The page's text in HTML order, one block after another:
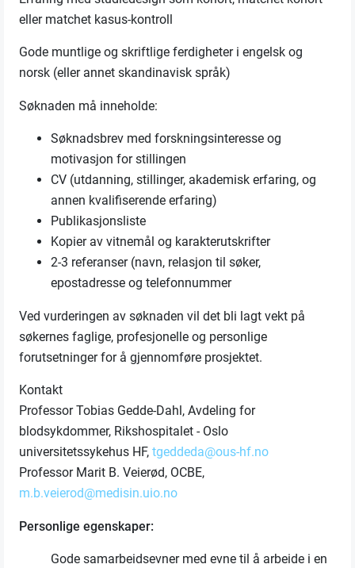
eller matchet kasus-kontroll
Gode muntlige og skriftlige ferdigheter i engelsk og
norsk (eller annet skandinavisk språk)
Søknaden må inneholde:
Søknadsbrev med forskningsinteresse og
motivasjon for stillingen
CV (utdanning, stillinger, akademisk erfaring, og
annen kvalifiserende erfaring)
Publikasjonsliste
Kopier av vitnemål og karakterutskrifter
2-3 referanser (navn, relasjon til søker,
epostadresse og telefonnummer
Ved vurderingen av søknaden vil det bli lagt vekt på
søkernes faglige, profesjonelle og personlige
forutsetninger for å gjennomføre prosjektet.
Kontakt
Professor Tobias Gedde-Dahl, Avdeling for
blodsykdommer, Rikshospitalet - Oslo
universitetssykehus HF,tgeddeda@ous-hf.no
Professor Marit B. Veierød, OCBE,
m.b.veierod@medisin.uio.no
Personlige egenskaper:
Gode samarbeidsevner med evne til å arbeide i en